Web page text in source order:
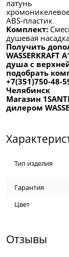
латунь
ABS-пластик
Комплект:
душевая
Получить
душа с
подобрать
+7(351)750-48-
Челябинск
Магазин
дилером
Тип изделия
Гарантия
Цвет
Отзывы